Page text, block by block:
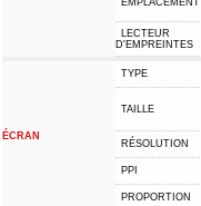
EMPLACEMENT
LECTEUR
D'EMPREINTES
ÉCRAN
TYPE
TAILLE
RÉSOLUTION
PPI
PROPORTION